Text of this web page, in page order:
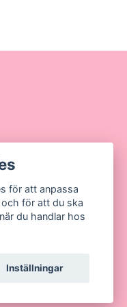
för att anpassa
för att du ska
du handlar hos
Inställningar